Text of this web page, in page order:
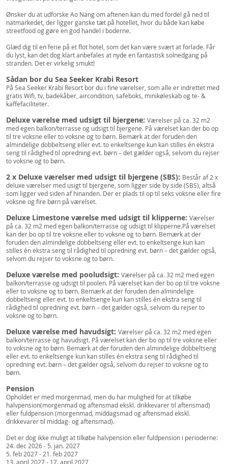
Ønsker du at udforske Ao Nang om aftenen kan du med fordel gå ned til
natmarkedet, der ligger ganske tæt på hotellet, hvor du både kan købe
streetfood og gøre en god handel i boderne.
Glæd dig til en ferie på et flot hotel, som det kan være svært at forlade. Får
du lyst, kan det dog klart anbefales at nyde en fantastisk solnedgang på
stranden. Det er virkelig smukt!
Sådan bor du Sea Seeker Krabi Resort
På Sea Seeker Krabi Resort bor du i fine værelser, som alle er indrettet med
gratis Wifi, tv, badekåber, aircondition, safeboks, minikøleskab og te- &
kaffefaciliteter.
Deluxe værelse med udsigt til bjergene: Værelser på ca. 32 m2
med egen balkon/terrasse og udsigt til bjergene. På værelset kan der bo op
til tre voksne eller to voksne og to børn. Bemærk at der foruden den
almindelige dobbeltseng eller evt. to enkeltsenge kun kan stilles én ekstra
seng til rådighed til opredning evt. børn – det gælder også, selvom du rejser
to voksne og to børn.
2 x Deluxe værelser med udsigt til bjergene (SBS): Består af 2 x
deluxe værelser med usigt til bjergene, som ligger side by side (SBS), altså
som ligger ved siden af hinanden. Der er plads til op til seks voksne eller fire
voksne og fire børn på værelset.
Deluxe Limestone værelse med udsigt til klipperne: Værelser
på ca. 32 m2 med egen balkon/terrasse og udsigt til klipperne.På værelset
kan der bo op til tre voksne eller to voksne og to børn. Bemærk at der
foruden den almindelige dobbeltseng eller evt. to enkeltsenge kun kan
stilles én ekstra seng til rådighed til opredning evt. børn – det gælder også,
selvom du rejser to voksne og to børn.
Deluxe værelse med pooludsigt: Værelser på ca. 32 m2 med egen
balkon/terrasse og udsigt til poolen. På værelset kan der bo op til tre voksne
eller to voksne og to børn. Bemærk at der foruden den almindelige
dobbeltseng eller evt. to enkeltsenge kun kan stilles én ekstra seng til
rådighed til opredning evt. børn – det gælder også, selvom du rejser to
voksne og to børn.
Deluxe værelse med havudsigt: Værelser på ca. 32 m2 med egen
balkon/terrasse og havudsigt. På værelset kan der bo op til tre voksne eller
to voksne og to børn. Bemærk at der foruden den almindelige dobbeltseng
eller evt. to enkeltsenge kun kan stilles én ekstra seng til rådighed til
opredning evt. børn – det gælder også, selvom du rejser to voksne og to
børn.
Pension
Opholdet er med morgenmad, men du har mulighed for at tilkøbe
halvpension(morgenmad og aftensmad ekskl. drikkevarer til aftensmad)
eller fuldpension (morgenmad, middagsmad og aftensmad ekskl.
drikkevarer til middag- og aftensmad).
Det er dog ikke muligt at tilkøbe halvpension eller fuldpension i perioderne:
24. dec 2026 - 5. jan. 2027
5. feb 2027 - 21. feb 2027
13. april 2027 - 17. april 2027